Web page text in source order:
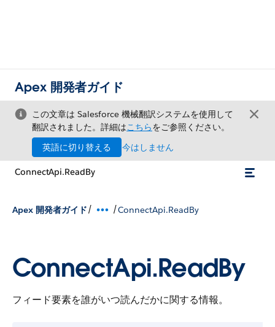
Apex 開発者ガイド
この文章は Salesforce 機械翻訳システムを使用して
翻訳されました。詳細はこちらをご参照ください。
英語に切り替える
今はしません
ConnectApi.ReadBy
Apex 開発者ガイド/ /ConnectApi.ReadBy
ConnectApi.ReadBy
フィード要素を誰がいつ読んだかに関する情報。